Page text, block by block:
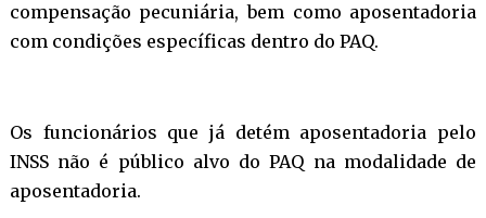
compensação pecuniária, bem como aposentadoria
com condições específicas dentro do PAQ.
Os funcionários que já detém aposentadoria pelo
INSS não é público alvo do PAQ na modalidade de
aposentadoria.